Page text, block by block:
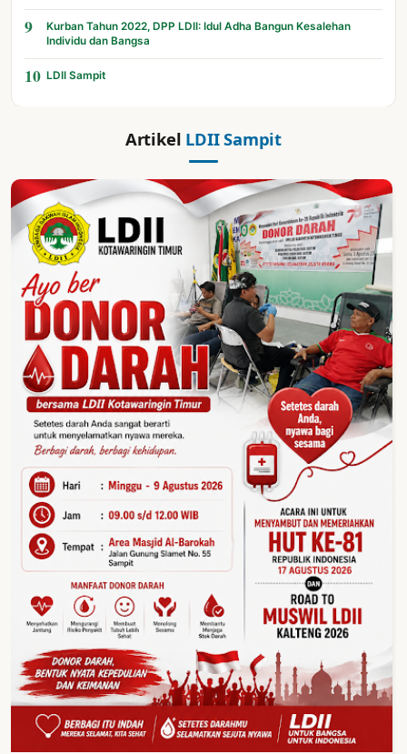
9
Kurban Tahun 2022, DPP LDII: Idul Adha Bangun Kesalehan
Individu dan Bangsa
10 LDII Sampit
Artikel LDII Sampit